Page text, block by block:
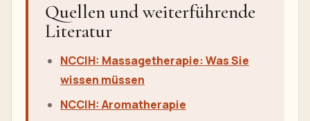
Quellen und weiterführende
Literatur
NCCIH: Massagetherapie: Was Sie
wissen müssen
NCCIH: Aromatherapie